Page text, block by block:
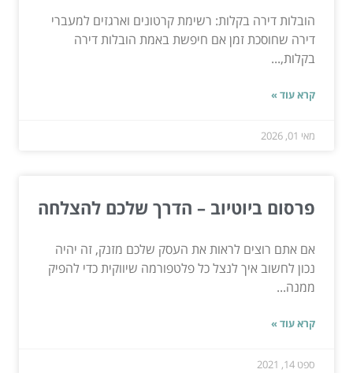
הובלות דירה בקלות: רשימת קרטונים וארגזים למעברי
דירה שחוסכת זמן אם חיפשת באמת הובלות דירה
בקלות,...
קרא עוד »
מאי 01, 2026
פרסום ביוטיוב – הדרך שלכם להצלחה
אם אתם רוצים לראות את העסק שלכם מזנק, זה יהיה
נכון לחשוב איך לנצל כל פלטפורמה שיווקית כדי להפיק
ממנה...
קרא עוד »
ספט 14, 2021